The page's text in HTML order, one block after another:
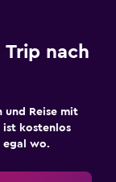
nach
und Reise mit
ist kostenlos
egal wo.